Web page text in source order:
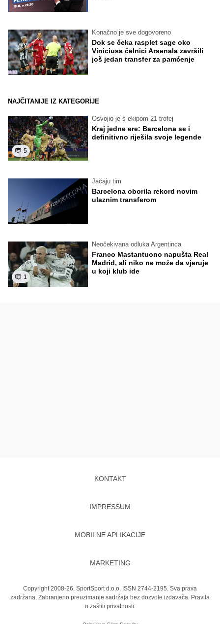
Konačno je sve dogovoreno
Dok se čeka rasplet sage oko
Viniciusa čelnici Arsenala završili
još jedan transfer za pamćenje
NAJČITANIJE IZ KATEGORIJE
5
Osvojio je s ekipom 21 trofej
Kraj jedne ere: Barcelona se i
definitivno riješila svoje legende
Jačaju tim
Barcelona oborila rekord novim
ulaznim transferom
1
Neočekivana odluka Argentinca
Franco Mastantuono napušta Real
Madrid, ali niko ne može da vjeruje
u koji klub ide
KONTAKT
IMPRESSUM
MOBILNE APLIKACIJE
MARKETING
Copyright 2008-26. SportSport d.o.o. ISSN 2744-2195. Sva prava
zadržana. Zabranjeno preuzimanje sadržaja bez dozvole izdavača. Pravila
o zaštiti privatnosti.